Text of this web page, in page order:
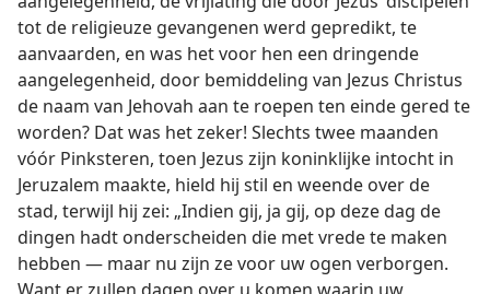
tot de religieuze gevangenen werd gepredikt, te
aanvaarden, en was het voor hen een dringende
aangelegenheid, door bemiddeling van Jezus Christus
de naam van Jehovah aan te roepen ten einde gered te
worden? Dat was het zeker! Slechts twee maanden
vóór Pinksteren, toen Jezus zijn koninklijke intocht in
Jeruzalem maakte, hield hij stil en weende over de
stad, terwijl hij zei: „Indien gij, ja gij, op deze dag de
dingen hadt onderscheiden die met vrede te maken
hebben — maar nu zijn ze voor uw ogen verborgen.
Want er zullen dagen over u komen waarin uw